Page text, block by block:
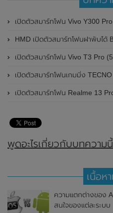
เปิดตัวสมาร์ทโฟน Vivo Y300 Pro อย่างเป็นทางการแล้วในประเทศจีน มาพร้อมดีไซน์
HMD เปิดตัวสมาร์ทโฟนฝาพับได้ Barbie
เปิดตัวสมาร์ทโฟน Vivo T3 Pro (5G)
เปิดตัวสมาร์ทโฟนเกมมิ่ง TECNO POVA 6 Neo อย่
เปิดตัวสมาร์ทโฟน Realme 13 Pro
พูดอะไรเกี่ยวกับบทความนี้
เนื้อห
ความแตกต่างของ
สนใจของแต่ละระบบ